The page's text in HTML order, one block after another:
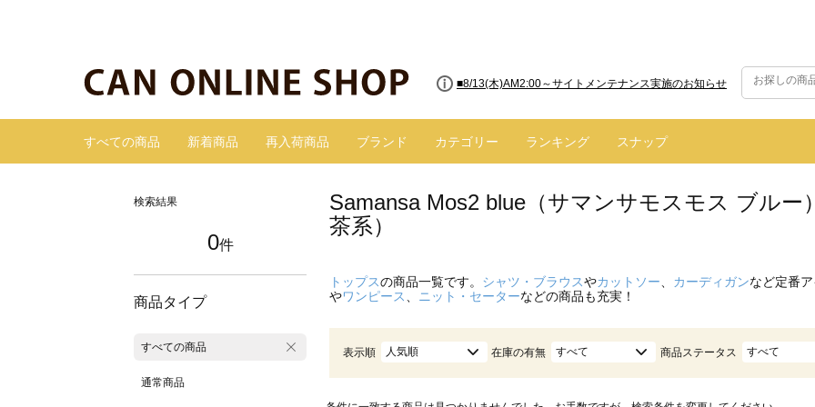
■8/13(木)AM2:00～サイトメンテナンス実施のお知らせ
すべての商品 新着商品 再入荷商品 ブランド カテゴリー ランキング スナップ
検索結果
0件
商品タイプ
すべての商品
通常商品
Samansa Mos2 blue（サマンサモスモス ブル
茶系）
トップスの商品一覧です。 シャツ・ブラウスやカットソー カーディガンなど定番
やワンピース ニット・セーターなどの商品も充実！
表示順 人気順 在庫の有無 すべて 商品ステータス すべて